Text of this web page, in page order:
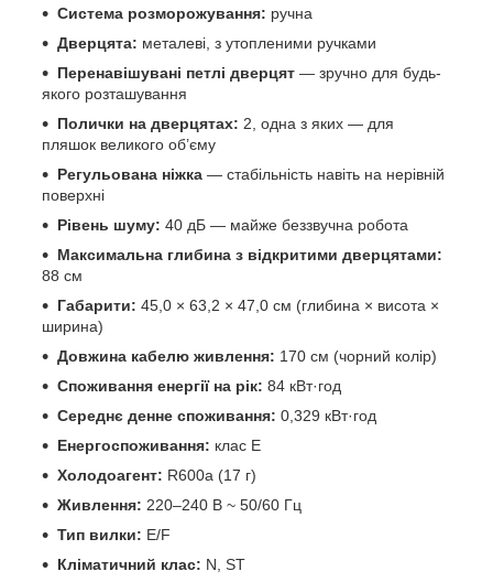
Система розморожування: ручна
Дверцята: металеві, з утопленими ручками
Перенавішувані петлі дверцят — зручно для будь-
якого розташування
Полички на дверцятах: 2, одна з яких — для
пляшок великого об’єму
Регульована ніжка — стабільність навіть на нерівній
поверхні
Рівень шуму: 40 дБ — майже беззвучна робота
Максимальна глибина з відкритими дверцятами:
88 см
Габарити: 45,0 × 63,2 × 47,0 см (глибина × висота ×
ширина)
Довжина кабелю живлення: 170 см (чорний колір)
Споживання енергії на рік: 84 кВт·год
Середнє денне споживання: 0,329 кВт·год
Енергоспоживання: клас E
Холодоагент: R600a (17 г)
Живлення: 220–240 В ~ 50/60 Гц
Тип вилки: E/F
Кліматичний клас: N, ST